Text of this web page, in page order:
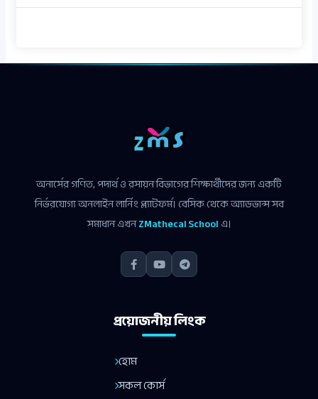
অনার্সের গণিত, পদার্থ ও রসায়ন বিভাগের শিক্ষার্থীদের জন্য একটি
নির্ভরযোগ্য অনলাইন লার্নিং প্ল্যাটফর্ম। বেসিক থেকে অ্যাডভান্স সব
সমাধান এখনZMathecal Schoolএ।
প্রয়োজনীয় লিংক
হোম
সকল কোর্স